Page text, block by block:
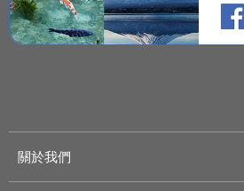
關於我們